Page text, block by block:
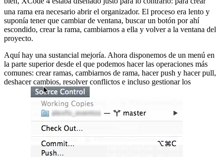
una rama era necesario abrir el organizador. El proceso era lento y
suponía tener que cambiar de ventana, buscar un botón por ahí
escondido, crear la rama, cambiarnos a ella y volver a la ventana del
proyecto.
Aquí hay una sustancial mejoría. Ahora disponemos de un menú en
la parte superior desde el que podemos hacer las operaciones más
comunes: crear ramas, cambiarnos de rama, hacer push y hacer pull,
deshacer cambios, resolver conflictos e incluso gestionar los